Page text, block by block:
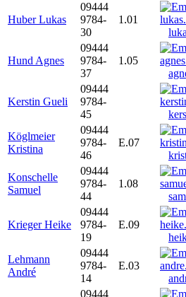
Huber Lukas
09444
9784-
30
1.01
Hund Agnes
09444
9784-
37
1.05
Kerstin Gueli
09444
9784-
45
Köglmeier
Kristina
09444
9784-
46
E.07
Konschelle
Samuel
09444
9784-
44
1.08
Krieger Heike
09444
9784-
19
E.09
Lehmann
André
09444
9784-
14
E.03
09444